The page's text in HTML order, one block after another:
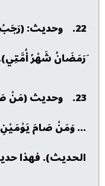
22. وحديث:
َرَمَضَانُ شَهْرُ
23. وحديث (مَنْ
... وَمَنْ صَامَ
الحديث). فهذا